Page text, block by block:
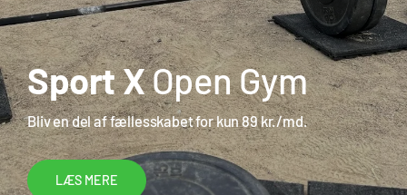
Sport XOpen Gym
Bliv en del af fællesskabet for kun 89 kr./md.